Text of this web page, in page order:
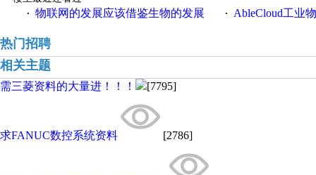
· 物联网的发展应该借鉴生物的发展 · AbleCloud工业物联
热门招聘
相关主题
需三菱资料的大量进！！！ [7795]
求FANUC数控系统资料 [2786]